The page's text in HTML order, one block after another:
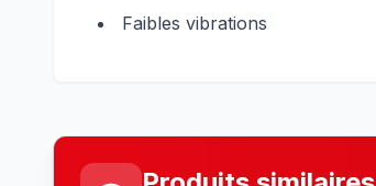
Faibles vibrations